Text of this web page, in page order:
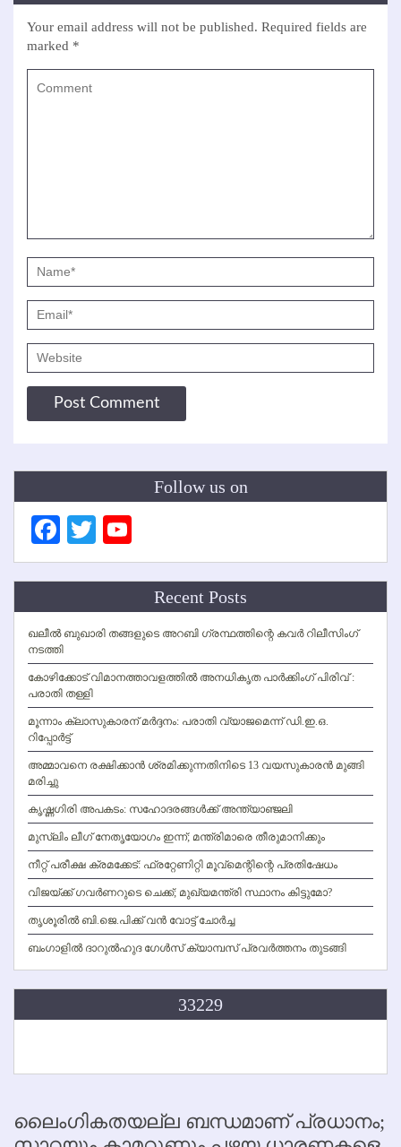
Your email address will not be published. Required fields are
marked *
Follow us on
Facebook
Twitter
Channel
Recent Posts
ഖലീല്‍ ബുഖാരി തങ്ങളുടെ അറബി ഗ്രന്ഥത്തിന്റെ കവര്‍ റിലീസിംഗ്
നടത്തി
കോഴിക്കോട് വിമാനത്താവളത്തില്‍ അനധികൃത പാര്‍ക്കിംഗ് പിരിവ് :
പരാതി തള്ളി
മൂന്നാം ക്ലാസുകാരന് മര്‍ദ്ദനം: പരാതി വ്യാജമെന്ന് ഡി.ഇ.ഒ.
റിപ്പോര്‍ട്ട്
അമ്മാവനെ രക്ഷിക്കാന്‍ ശ്രമിക്കുന്നതിനിടെ 13 വയസുകാരന്‍ മുങ്ങി
മരിച്ചു
കൃഷ്ണഗിരി അപകടം: സഹോദരങ്ങള്‍ക്ക് അന്ത്യാഞ്ജലി
മുസ്ലിം ലീഗ് നേതൃയോഗം ഇന്ന്; മന്ത്രിമാരെ തീരുമാനിക്കും
നീറ്റ് പരീക്ഷ ക്രമക്കേട്: ഫ്രറ്റേണിറ്റി മൂവ്‌മെന്റിന്റെ പ്രതിഷേധം
വിജയ്ക്ക് ഗവര്‍ണറുടെ ചെക്ക്; മുഖ്യമന്ത്രി സ്ഥാനം കിട്ടുമോ?
തൃശൂരില്‍ ബി.ജെ.പിക്ക് വന്‍ വോട്ട് ചോര്‍ച്ച
ബംഗാളില്‍ ദാറുല്‍ഹുദ ഗേള്‍സ് ക്യാമ്പസ് പ്രവര്‍ത്തനം തുടങ്ങി
33229
ലൈംഗികതയല്ല ബന്ധമാണ് പ്രധാനം;